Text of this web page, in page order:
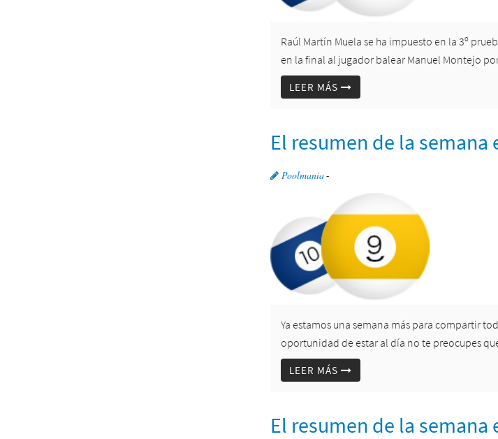
Raúl Martín Muela se ha impuesto en la 3º
en la final al jugador balear Manuel Montejo
LEER MÁS
El resumen de la
Poolmania-
Ya estamos una semana más para compartir
oportunidad de estar al día no te preocupes
LEER MÁS
El resumen de la